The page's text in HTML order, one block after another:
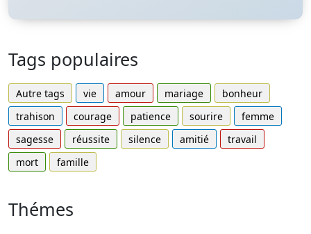
Tags populaires
Autre tags vie amour mariage
bonheur
trahison
courage patience sourire
femme
sagesse
réussite silence amitié
travail
mort
famille
Thémes